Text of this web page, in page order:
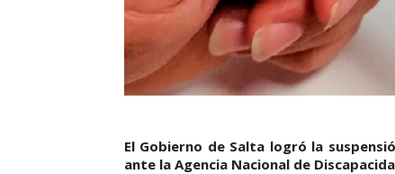
El Gobierno de Salta logró la
ante la Agencia Nacional de